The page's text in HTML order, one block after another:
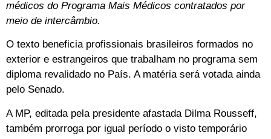
médicos do Programa Mais Médicos contratados por
meio de intercâmbio.
O texto beneficia profissionais brasileiros formados no
exterior e estrangeiros que trabalham no programa sem
diploma revalidado no País. A matéria será votada ainda
pelo Senado.
A MP, editada pela presidente afastada Dilma Rousseff,
também prorroga por igual período o visto temporário